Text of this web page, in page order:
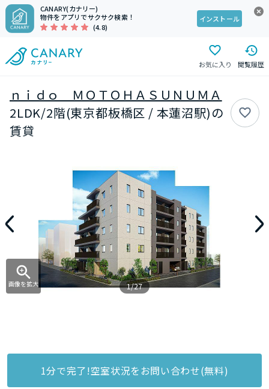
CANARY(カナリー)
物件をアプリでサクサク検索！
(4.8)
インストール
お気に入り 閲覧履歴
ｎｉｄｏ ＭＯＴＯＨＡＳＵＮＵＭＡ
2LDK/2階(東京都板橋区 / 本蓮沼駅)の
賃貸
画像を拡大 1/27
1分で完了!空室状況をお問い合わせ(無料)